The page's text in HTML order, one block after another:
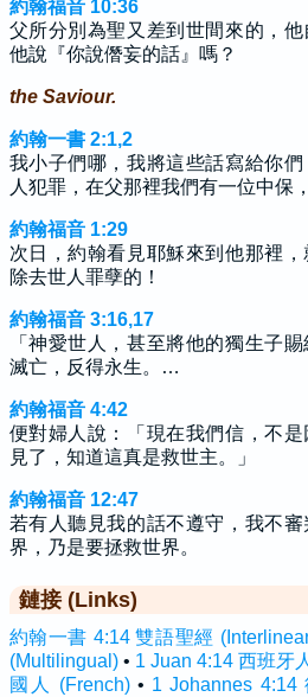
約翰福音 10:36
父所分別為聖又差到世間來的，
他說『你說僭妄的話』嗎？
the Saviour.
約翰一書 2:1,2
我小子們哪，我將這些話寫給你
人犯罪，在父那裡我們有一位中保
約翰福音 1:29
次日，約翰看見耶穌來到他那裡
除去世人罪孽的！
約翰福音 3:16,17
「神愛世人，甚至將他的獨生子
滅亡，反得永生。…
約翰福音 4:42
便對婦人說：「現在我們信，不
見了，知道這真是救世主。」
約翰福音 12:47
若有人聽見我的話不遵守，我不
界，乃是要拯救世界。
鏈接 (Links)
約翰一書 4:14 雙語聖經
(Multilingual)• 1 Juan 4:14 西班牙
國人 (French)• 1 Johannes 4:14